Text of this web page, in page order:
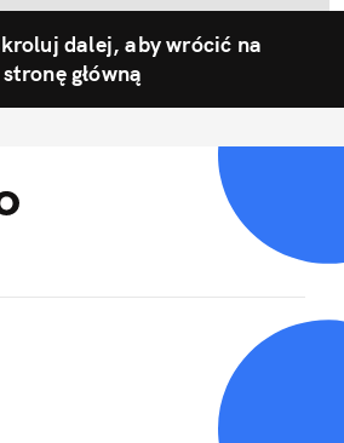
dalej, aby wrócić na
stronę główną